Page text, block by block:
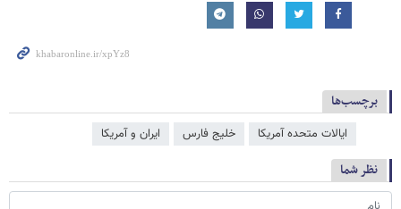
برچسب‌ها
ایالات متحده آمریکا خلیج فارس ایران و آمریکا
نظر شما